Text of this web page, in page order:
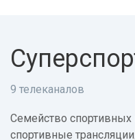
9 телеканалов
Семейство спортивных
спортивные